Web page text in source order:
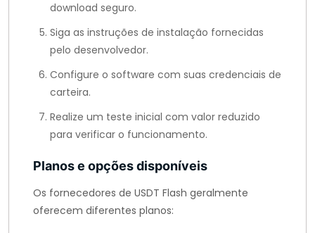
download seguro.
Siga as instruções de instalação fornecidas
pelo desenvolvedor.
Configure o software com suas credenciais de
carteira.
Realize um teste inicial com valor reduzido
para verificar o funcionamento.
Planos e opções disponíveis
Os fornecedores de USDT Flash geralmente
oferecem diferentes planos: